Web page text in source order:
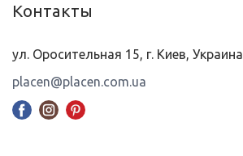
Контакты
ул. Оросительная 15, г. Киев, Украина
placen@placen.com.ua